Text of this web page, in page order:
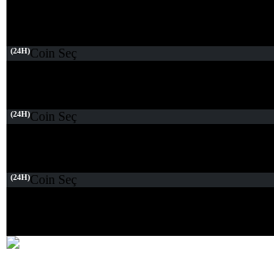
(24H)Coin Seç
(24H)Coin Seç
(24H)Coin Seç